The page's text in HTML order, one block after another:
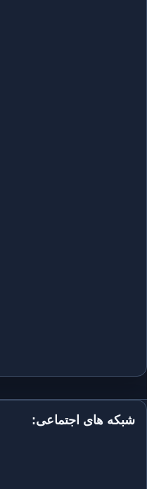
شبکه های اجتماعی: